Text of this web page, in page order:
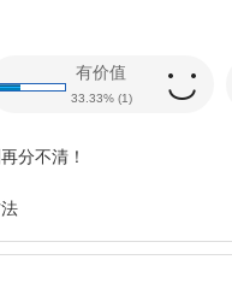
有价值
33.33% (1)
分不清！